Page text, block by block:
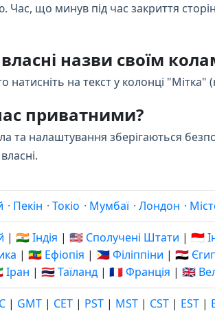
Час, що минув під час закриття
назви своїм
натисніть на текст у колонці
приватними?
та налаштування зберігаються
· Пекін · Токіо · Мумбаї · Лондон ·
| 🇮🇳 Індія | 🇺🇸 Сполучені Штати | 🇮🇩
| 🇪🇹 Ефіопія | 🇵🇭 Філіппіни | 🇪🇬
Іран | 🇹🇭 Таїланд | 🇫🇷 Франція | 🇬🇧
| GMT | CET | PST | MST | CST | EST |